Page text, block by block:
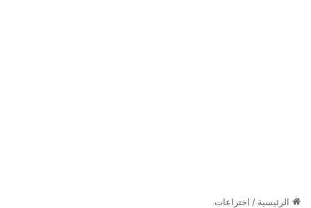
الرئيسية / اختراعات